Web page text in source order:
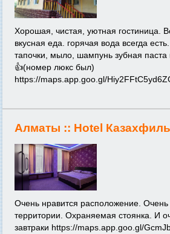
Хорошая, чистая, уютная гостиница.
вкусная еда. горячая вода всегда
тапочки, мыло, шампунь зубная паста
👍(номер люкс был)
https://maps.app.goo.gl/
Алматы :: Hotel
Очень нравится расположение. Очень
территории. Охраняемая стоянка. И
завтраки https://maps.app.goo.gl/